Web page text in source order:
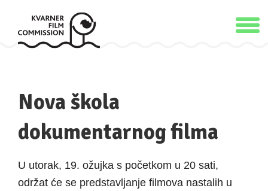
Nova škola
dokumentarnog filma
U utorak, 19. ožujka s početkom u 20 sati,
održat će se predstavljanje filmova nastalih u